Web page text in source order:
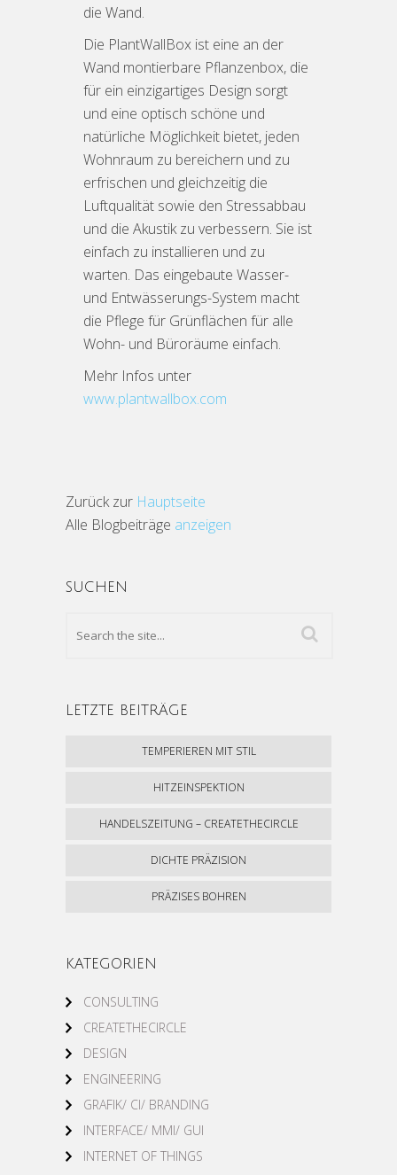
die Wand.
Die PlantWallBox ist eine an der
Wand montierbare Pflanzenbox, die
für ein einzigartiges Design sorgt
und eine optisch schöne und
natürliche Möglichkeit bietet, jeden
Wohnraum zu bereichern und zu
erfrischen und gleichzeitig die
Luftqualität sowie den Stressabbau
und die Akustik zu verbessern. Sie ist
einfach zu installieren und zu
warten. Das eingebaute Wasser-
und Entwässerungs-System macht
die Pflege für Grünflächen für alle
Wohn- und Büroräume einfach.
Mehr Infos unter
www.plantwallbox.com
Zurück zur Hauptseite
Alle Blogbeiträge anzeigen
SUCHEN
LETZTE BEITRÄGE
TEMPERIEREN MIT STIL
HITZEINSPEKTION
HANDELSZEITUNG – CREATETHECIRCLE
DICHTE PRÄZISION
PRÄZISES BOHREN
KATEGORIEN
CONSULTING
CREATETHECIRCLE
DESIGN
ENGINEERING
GRAFIK/ CI/ BRANDING
INTERFACE/ MMI/ GUI
INTERNET OF THINGS